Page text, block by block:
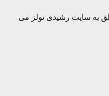
به سایت رشیدی تولز می